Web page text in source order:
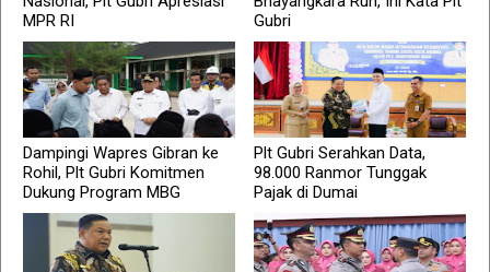
MPR RI
Gubri
Dampingi Wapres Gibran ke
Rohil, Plt Gubri Komitmen
Dukung Program MBG
Plt Gubri Serahkan Data,
98.000 Ranmor Tunggak
Pajak di Dumai